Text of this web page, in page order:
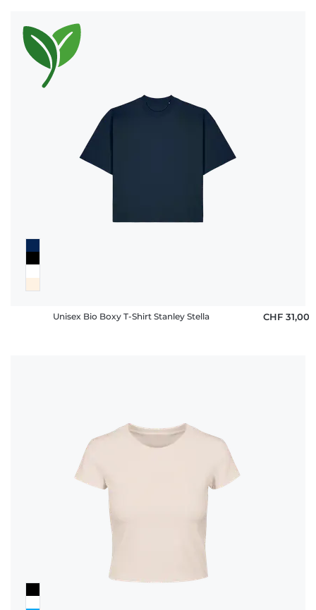
Unisex Bio Boxy T-Shirt Stanley Stella CHF 31,00